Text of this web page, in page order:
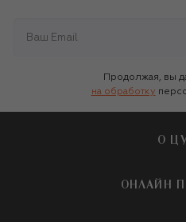
Продолжая, вы
на обработку
О
О
ОНЛАЙН